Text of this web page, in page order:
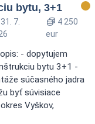
bytu, 3+1
31. 7.
4 250
eur
- dopytujem
bytu 3+1 -
súčasného jadra
byť súvisiace
Vyškov,